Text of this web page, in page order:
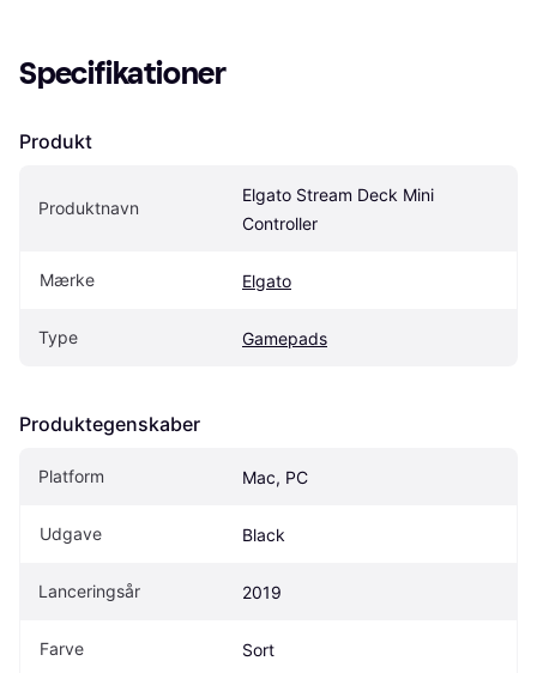
Specifikationer
Produkt
Produktnavn
Elgato Stream Deck Mini
Controller
Mærke Elgato
Type Gamepads
Produktegenskaber
Platform Mac, PC
Udgave Black
Lanceringsår 2019
Farve Sort